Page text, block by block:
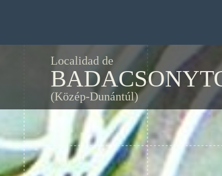
Localidad de
(Közép-Dunántúl)